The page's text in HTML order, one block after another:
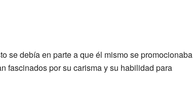
se debía en parte a que él mismo se promocionaba
fascinados por su carisma y su habilidad para